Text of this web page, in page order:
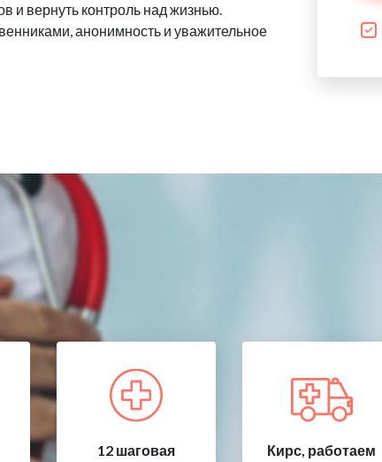
и вернуть контроль над жизнью.
анонимность и уважительное
12 шаговая
Кирс, работаем